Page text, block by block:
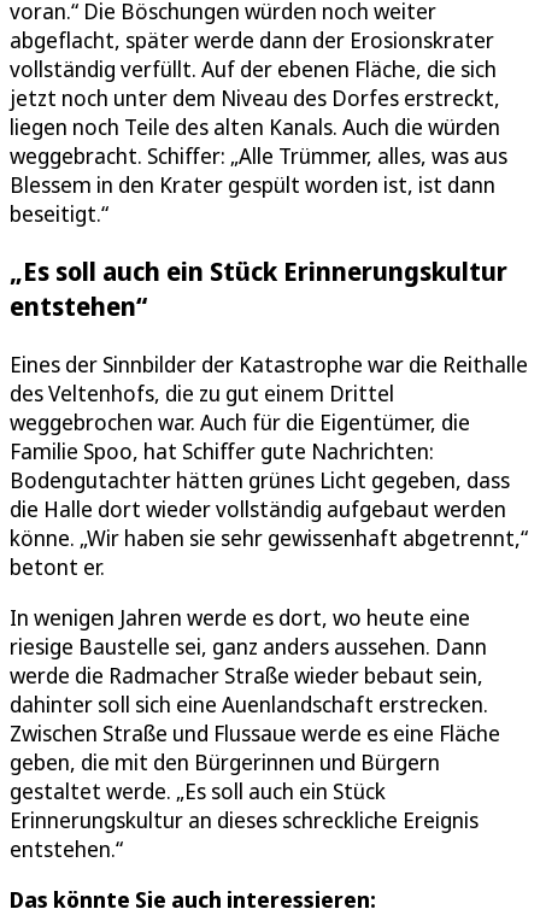
voran.“ Die Böschungen würden noch weiter
abgeflacht, später werde dann der Erosionskrater
vollständig verfüllt. Auf der ebenen Fläche, die sich
jetzt noch unter dem Niveau des Dorfes erstreckt,
liegen noch Teile des alten Kanals. Auch die würden
weggebracht. Schiffer: „Alle Trümmer, alles, was aus
Blessem in den Krater gespült worden ist, ist dann
beseitigt.“
„Es soll auch ein Stück Erinnerungskultur
entstehen“
Eines der Sinnbilder der Katastrophe war die Reithalle
des Veltenhofs, die zu gut einem Drittel
weggebrochen war. Auch für die Eigentümer, die
Familie Spoo, hat Schiffer gute Nachrichten:
Bodengutachter hätten grünes Licht gegeben, dass
die Halle dort wieder vollständig aufgebaut werden
könne. „Wir haben sie sehr gewissenhaft abgetrennt,“
betont er.
In wenigen Jahren werde es dort, wo heute eine
riesige Baustelle sei, ganz anders aussehen. Dann
werde die Radmacher Straße wieder bebaut sein,
dahinter soll sich eine Auenlandschaft erstrecken.
Zwischen Straße und Flussaue werde es eine Fläche
geben, die mit den Bürgerinnen und Bürgern
gestaltet werde. „Es soll auch ein Stück
Erinnerungskultur an dieses schreckliche Ereignis
entstehen.“
Das könnte Sie auch interessieren: